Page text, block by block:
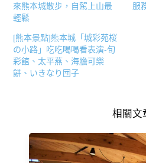
來熊本城散步，自駕上山最
輕鬆
服
[熊本景點]熊本城「城彩苑桜
の小路」吃吃喝喝看表演-旬
彩館、太平燕、海膽可樂
餅、いきなり団子
相關文